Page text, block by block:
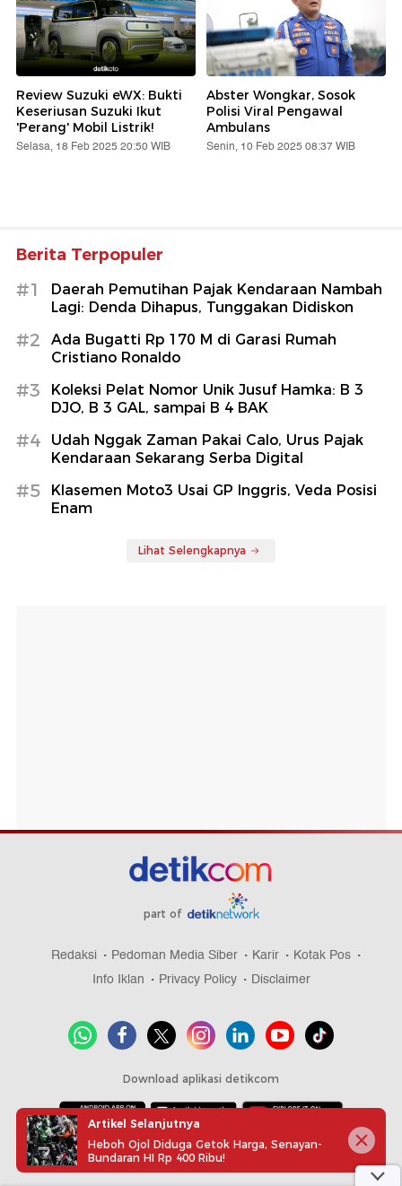
Review Suzuki eWX: Bukti
Keseriusan Suzuki Ikut
'Perang' Mobil Listrik!
Selasa, 18 Feb 2025 20:50 WIB
Abster Wongkar, Sosok
Polisi Viral Pengawal
Ambulans
Senin, 10 Feb 2025 08:37 WIB
Berita Terpopuler
#1
Daerah Pemutihan Pajak Kendaraan Nambah
Lagi: Denda Dihapus, Tunggakan Didiskon
#2
Ada Bugatti Rp 170 M di Garasi Rumah
Cristiano Ronaldo
#3
Koleksi Pelat Nomor Unik Jusuf Hamka: B 3
DJO, B 3 GAL, sampai B 4 BAK
#4
Udah Nggak Zaman Pakai Calo, Urus Pajak
Kendaraan Sekarang Serba Digital
#5
Klasemen Moto3 Usai GP Inggris, Veda Posisi
Enam
Lihat Selengkapnya
part of
Redaksi Pedoman Media Siber Karir
Kotak Pos
Info Iklan
Privacy Policy Disclaimer
Download aplikasi detikcom
Copyright @ 2026 detikcom, All right reserved
Artikel Selanjutnya
Heboh Ojol Diduga Getok Harga, Senayan-
Bundaran HI Rp 400 Ribu!